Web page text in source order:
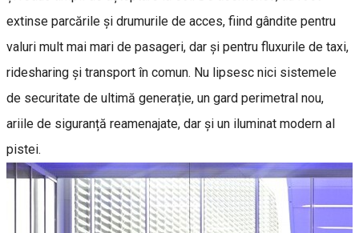
extinse parcările şi drumurile de acces, fiind gândite pentru
valuri mult mai mari de pasageri, dar şi pentru fluxurile de taxi,
ridesharing şi transport în comun. Nu lipsesc nici sistemele
de securitate de ultimă generație, un gard perimetral nou,
ariile de siguranță reamenajate, dar și un iluminat modern al
pistei.